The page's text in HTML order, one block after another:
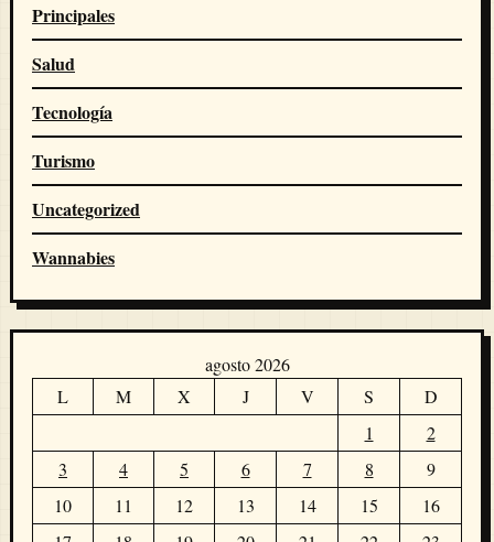
Principales
Salud
Tecnología
Turismo
Uncategorized
Wannabies
agosto 2026
L
M X J V S
D
1
2
3
4 5 6 7 8
9
10
11 12 13 14 15
16